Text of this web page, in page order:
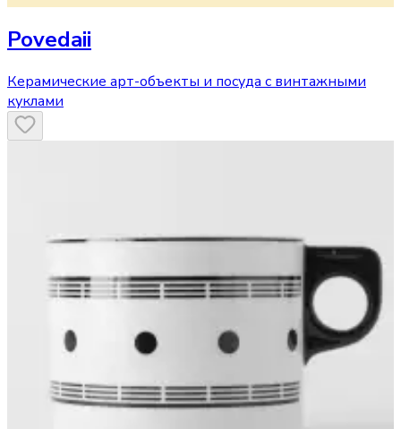
Povedaii
Керамические арт-объекты и посуда с винтажными
куклами